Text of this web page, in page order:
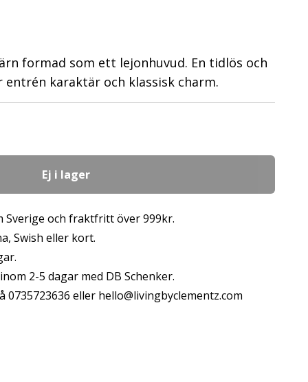
formad som ett lejonhuvud. En tidlös och
karaktär och klassisk charm.
Ej i lager
Sverige och fraktfritt över 999kr.
Swish eller kort.
2-5 dagar med DB Schenker.
0735723636 eller hello@livingbyclementz.com